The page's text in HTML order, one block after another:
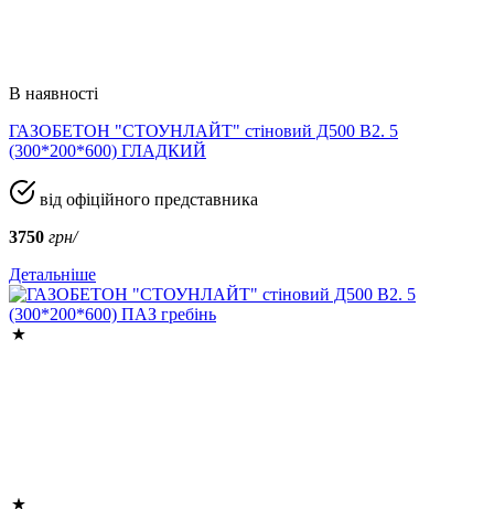
В наявності
ГАЗОБЕТОН "СТОУНЛАЙТ" стіновий Д500 В2. 5
(300*200*600) ГЛАДКИЙ
від офіційного представника
3750 грн/
Детальніше